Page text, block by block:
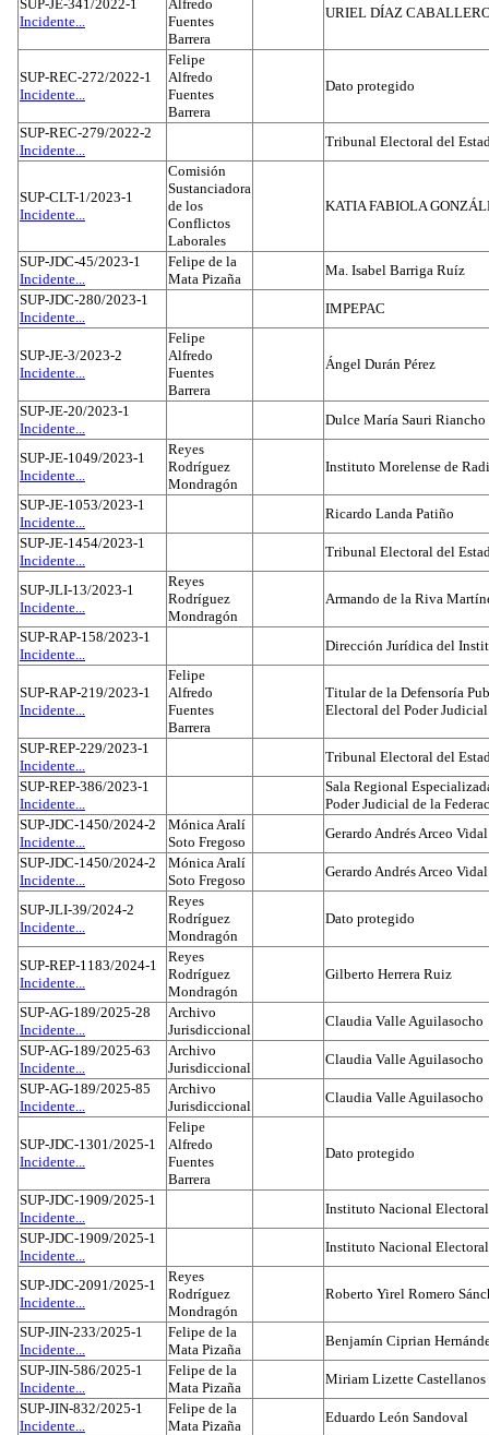
SUP-JE-341/2022-1
Incidente...
Alfredo
Fuentes
Barrera
URIEL DÍAZ
SUP-REC-272/2022-1
Incidente...
Felipe
Alfredo
Fuentes
Barrera
Dato protegido
SUP-REC-279/2022-2
Incidente...
Tribunal Electoral del
SUP-CLT-1/2023-1
Incidente...
Comisión
Sustanciadora
de los
Conflictos
Laborales
KATIA FABIOLA
SUP-JDC-45/2023-1
Incidente...
Felipe de la
Mata Pizaña
Ma. Isabel Barriga Ruíz
SUP-JDC-280/2023-1
Incidente...
IMPEPAC
SUP-JE-3/2023-2
Incidente...
Felipe
Alfredo
Fuentes
Barrera
Ángel Durán Pérez
SUP-JE-20/2023-1
Incidente...
Dulce María Sauri
SUP-JE-1049/2023-1
Incidente...
Reyes
Rodríguez
Mondragón
Instituto Morelense de
SUP-JE-1053/2023-1
Incidente...
Ricardo Landa Patiño
SUP-JE-1454/2023-1
Incidente...
Tribunal Electoral del
SUP-JLI-13/2023-1
Incidente...
Reyes
Rodríguez
Mondragón
Armando de la Riva
SUP-RAP-158/2023-1
Incidente...
Dirección Jurídica del
SUP-RAP-219/2023-1
Incidente...
Felipe
Alfredo
Fuentes
Barrera
Titular de la Defensoría
Electoral del Poder
SUP-REP-229/2023-1
Incidente...
Tribunal Electoral del
SUP-REP-386/2023-1
Incidente...
Sala Regional
Poder Judicial de la
SUP-JDC-1450/2024-2
Incidente...
Mónica Aralí
Soto Fregoso
Gerardo Andrés Arceo Vidal
SUP-JDC-1450/2024-2
Incidente...
Mónica Aralí
Soto Fregoso
Gerardo Andrés Arceo Vidal
SUP-JLI-39/2024-2
Incidente...
Reyes
Rodríguez
Mondragón
Dato protegido
SUP-REP-1183/2024-1
Incidente...
Reyes
Rodríguez
Mondragón
Gilberto Herrera Ruiz
SUP-AG-189/2025-28
Incidente...
Archivo
Jurisdiccional
Claudia Valle Aguilasocho
SUP-AG-189/2025-63
Incidente...
Archivo
Jurisdiccional
Claudia Valle Aguilasocho
SUP-AG-189/2025-85
Incidente...
Archivo
Jurisdiccional
Claudia Valle Aguilasocho
SUP-JDC-1301/2025-1
Incidente...
Felipe
Alfredo
Fuentes
Barrera
Dato protegido
SUP-JDC-1909/2025-1
Incidente...
Instituto Nacional Electoral
SUP-JDC-1909/2025-1
Incidente...
Instituto Nacional Electoral
SUP-JDC-2091/2025-1
Incidente...
Reyes
Rodríguez
Mondragón
Roberto Yirel Romero
SUP-JIN-233/2025-1
Incidente...
Felipe de la
Mata Pizaña
Benjamín Ciprian
SUP-JIN-586/2025-1
Incidente...
Felipe de la
Mata Pizaña
Miriam Lizette Castellanos
SUP-JIN-832/2025-1
Incidente...
Felipe de la
Mata Pizaña
Eduardo León Sandoval